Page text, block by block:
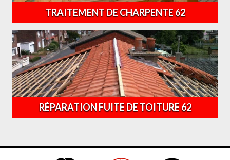
TRAITEMENT DE CHARPENTE 62
RÉPARATION FUITE DE TOITURE 62